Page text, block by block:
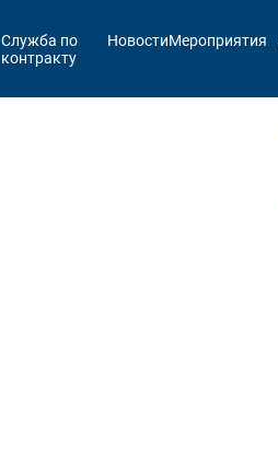
Служба по
контракту
НовостиМероприятия